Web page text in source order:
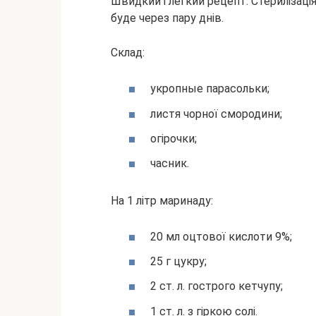
буде через пару днів.
Склад:
укропные парасольки;
листя чорної смородини;
огірочки;
часник.
На 1 літр маринаду:
20 мл оцтової кислоти 9%;
25 г цукру;
2 ст. л. гострого кетчупу;
1 ст. л. з гіркою солі.